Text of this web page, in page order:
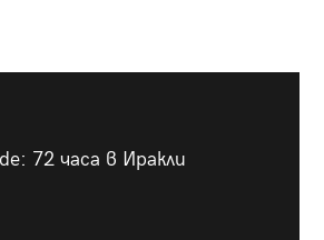
72 часа в Иракли